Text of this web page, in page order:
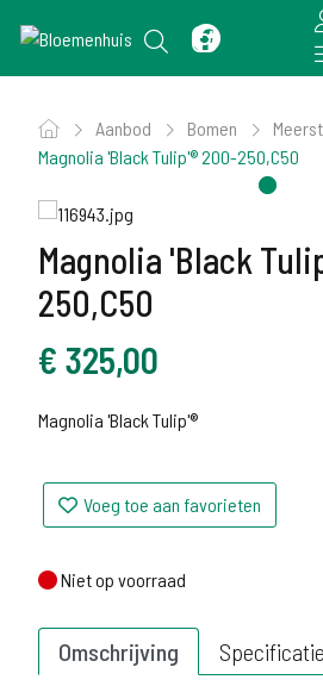
Aanbod Bomen
Magnolia 'Black Tulip'® 200-250,C50
Magnolia 'Black
250,C50
€ 325,00
Magnolia 'Black Tulip'®
Voeg toe aan favorieten
Niet op voorraad
Niet op voorraad
Omschrijving